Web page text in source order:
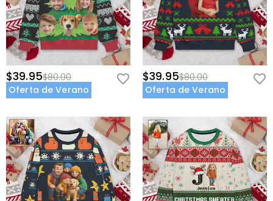
$39.95$80.00
Oferta de Verano
$39.95$80.00
Oferta de Verano